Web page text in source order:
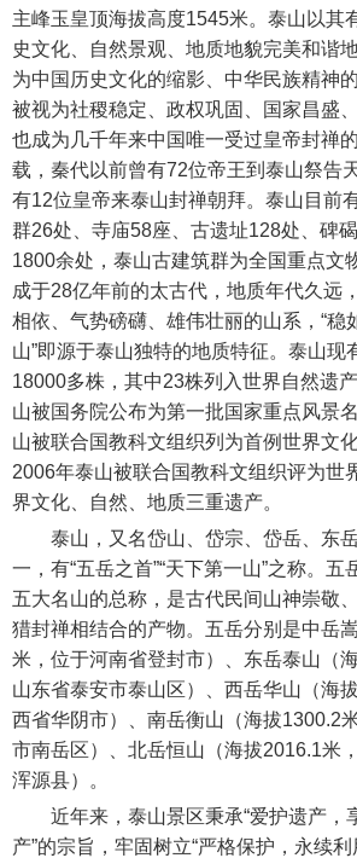
主峰玉皇顶海拔高度1545米。泰山以其
史文化、自然景观、地质地貌完美和谐
为中国历史文化的缩影、中华民族精神
被视为社稷稳定、政权巩固、国家昌盛
也成为几千年来中国唯一受过皇帝封禅
载，秦代以前曾有72位帝王到泰山祭告
有12位皇帝来泰山封禅朝拜。泰山目前
群26处、寺庙58座、古遗址128处、碑
1800余处，泰山古建筑群为全国重点文
成于28亿年前的太古代，地质年代久远
相依、气势磅礴、雄伟壮丽的山系，“稳
山”即源于泰山独特的地质特征。泰山现
18000多株，其中23株列入世界自然遗
山被国务院公布为第一批国家重点风景
山被联合国教科文组织列为首例世界文
2006年泰山被联合国教科文组织评为世
界文化、自然、地质三重遗产。
泰山，又名岱山、岱宗、岱岳、东岳
一，有“五岳之首”“天下第一山”之称。五
五大名山的总称，是古代民间山神崇敬
猎封禅相结合的产物。五岳分别是中岳
米，位于河南省登封市）、东岳泰山（
山东省泰安市泰山区）、西岳华山（海
西省华阴市）、南岳衡山（海拔1300.2
市南岳区）、北岳恒山（海拔2016.1米
浑源县）。
近年来，泰山景区秉承“爱护遗产，
产”的宗旨，牢固树立“严格保护，永续